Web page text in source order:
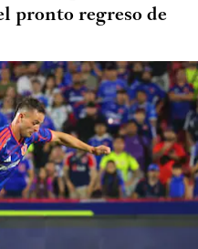
pronto regreso de